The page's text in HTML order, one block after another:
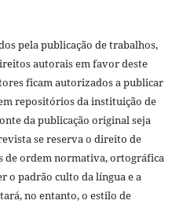
pela publicação de trabalhos,
autorais em favor deste
ficam autorizados a publicar
repositórios da instituição de
da publicação original seja
se reserva o direito de
de ordem normativa, ortográfica
o padrão culto da língua e a
no entanto, o estilo de